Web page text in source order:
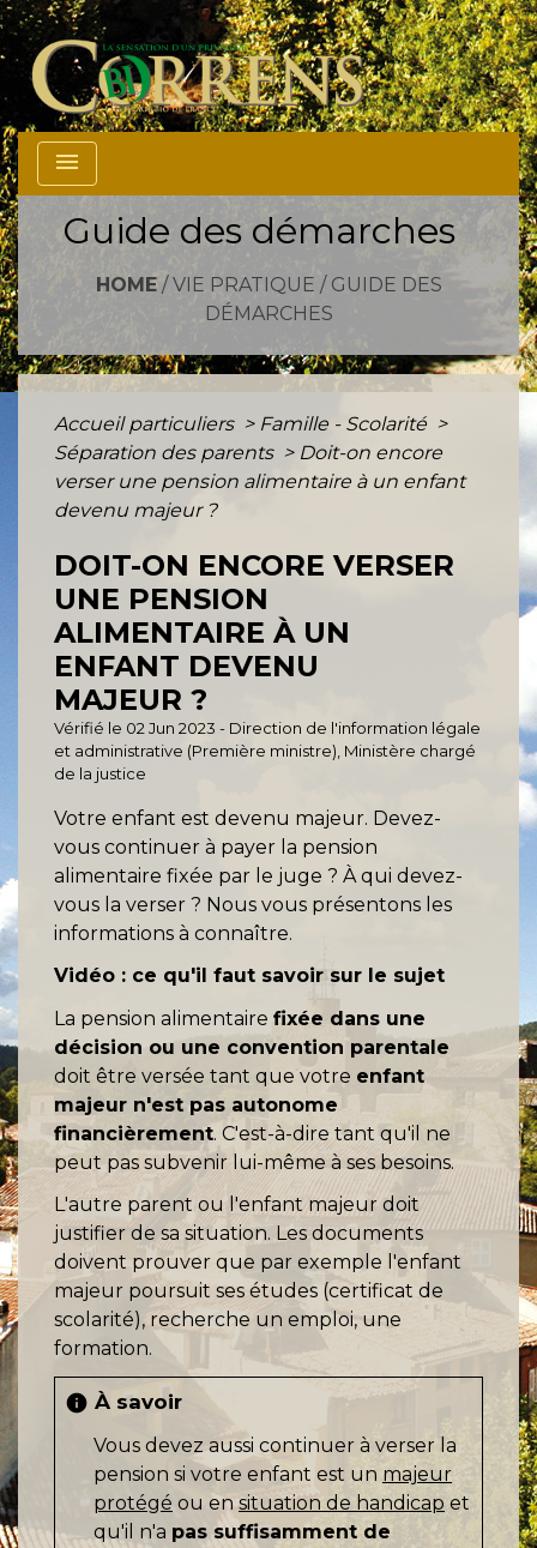
menu
Guide des démarches
HOME/ VIE PRATIQUE / GUIDE DES
DÉMARCHES
Accueil particuliers > Famille - Scolarité >
Séparation des parents > Doit-on encore
verser une pension alimentaire à un enfant
devenu majeur ?
DOIT-ON ENCORE VERSER
UNE PENSION
ALIMENTAIRE À UN
ENFANT DEVENU
MAJEUR ?
Vérifié le 02 Jun 2023 - Direction de l'information légale
et administrative (Première ministre), Ministère chargé
de la justice
Votre enfant est devenu majeur. Devez-
vous continuer à payer la pension
alimentaire fixée par le juge ? À qui devez-
vous la verser ? Nous vous présentons les
informations à connaître.
Vidéo : ce qu'il faut savoir sur le sujet
La pension alimentaire fixée dans une
décision ou une convention parentale
doit être versée tant que votre enfant
majeur n'est pas autonome
financièrement. C'est-à-dire tant qu'il ne
peut pas subvenir lui-même à ses besoins.
L'autre parent ou l'enfant majeur doit
justifier de sa situation. Les documents
doivent prouver que par exemple l'enfant
majeur poursuit ses études (certificat de
scolarité), recherche un emploi, une
formation.
info À savoir
Vous devez aussi continuer à verser la
pension si votre enfant est un majeur
protégé ou ensituation de handicapet
qu'il n'a pas suffisamment de